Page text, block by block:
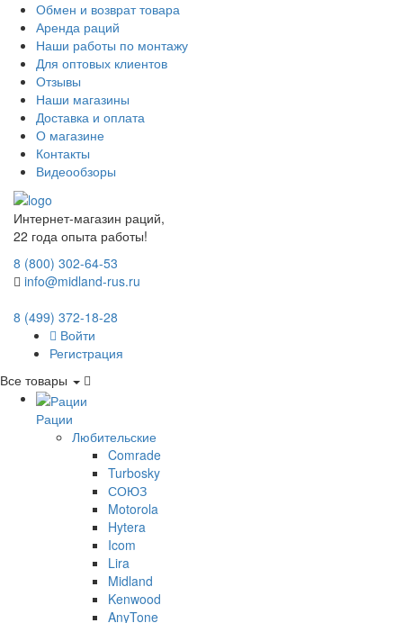
Обмен и возврат товара
Аренда раций
Наши работы по монтажу
Для оптовых клиентов
Отзывы
Наши магазины
Доставка и оплата
О магазине
Контакты
Видеообзоры
Интернет-магазин раций,
22 года опыта работы!
8 (800) 302-64-53
info@midland-rus.ru
8 (499) 372-18-28
Войти
Регистрация
Все товары
Рации
Любительские
Comrade
Turbosky
СОЮЗ
Motorola
Hytera
Icom
Lira
Midland
Kenwood
AnyTone